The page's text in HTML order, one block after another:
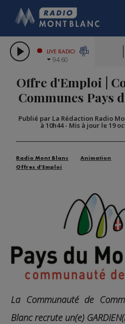
LES CHRONIQUES
CITIZEN
GRAND MASSIF
BIGARD
COMPAGNIE DU
LIVE RADIO
94.60
Offre d'Emploi |
Communes Pays
Publié par La Rédaction Radio
à 10h44- Mis à jour le 19
Radio Mont Blanc
Animation
Offres d'Emploi
La Communauté de
Blanc recrute un(e)